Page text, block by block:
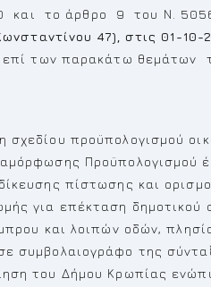
και το άρθρο 9 του Ν.
47), στις 01-10-
των παρακάτω θεμάτων
σχεδίου προϋπολογισμού
Προϋπολογισμού
πίστωσης και
για επέκταση δημοτικού
και λοιπών οδών,
συμβολαιογράφο της
του Δήμου Κρωπίας